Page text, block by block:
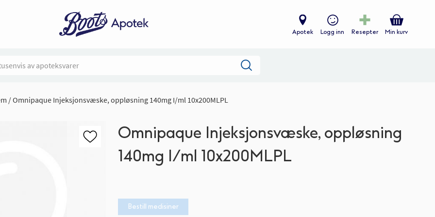
Apotek Logg inn Resepter Min kurv
Omnipaque Injeksjonsvæske, oppløsning 140mg I/ml 10x200MLPL
Omnipaque Injeksjonsvæske, oppløsning
140mg I/ml 10x200MLPL
Bestill medisiner